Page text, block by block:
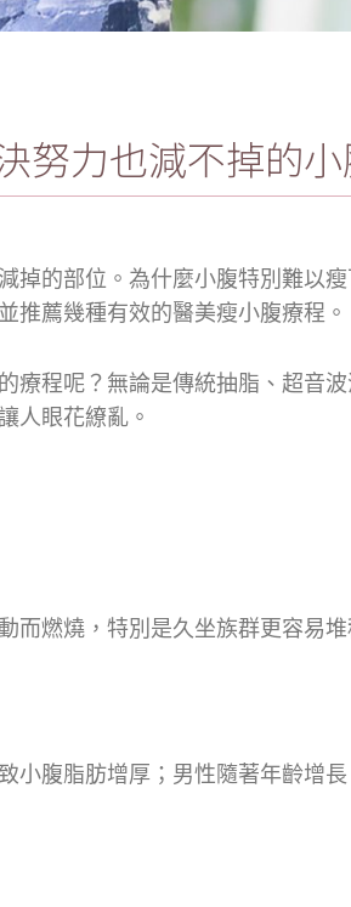
努力也減不掉的
掉的部位。為什麼小腹特別難以
推薦幾種有效的醫美瘦小腹療程。
療程呢？無論是傳統抽脂、超音波
人眼花繚亂。
而燃燒，特別是久坐族群更容易堆
小腹脂肪增厚；男性隨著年齡增